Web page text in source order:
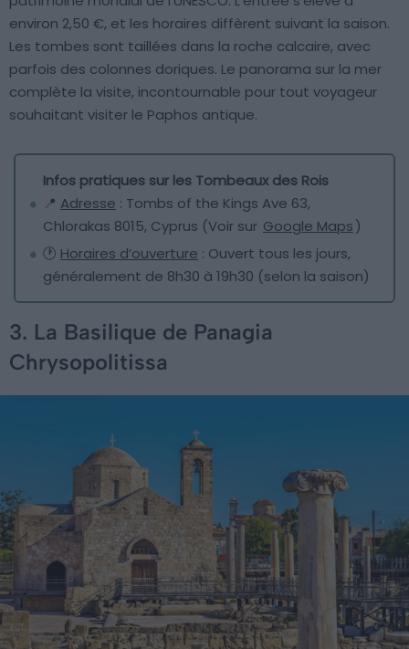
environ 2,50 €, et les horaires diffèrent suivant la saison.
Les tombes sont taillées dans la roche calcaire, avec
parfois des colonnes doriques. Le panorama sur la mer
complète la visite, incontournable pour tout voyageur
souhaitant visiter le Paphos antique.
Infos pratiques sur les Tombeaux des Rois
📍 Adresse : Tombs of the Kings Ave 63,
Chlorakas 8015, Cyprus (Voir sur Google Maps)
🕐 Horaires d’ouverture : Ouvert tous les jours,
généralement de 8h30 à 19h30 (selon la saison)
3. La Basilique de Panagia
Chrysopolitissa